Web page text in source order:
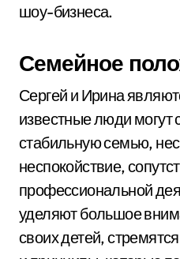
шоу-бизнеса.
Семейное
Сергей и Ирина
известные люди могут
стабильную семью,
неспокойствие,
профессиональной
уделяют большое
своих детей,